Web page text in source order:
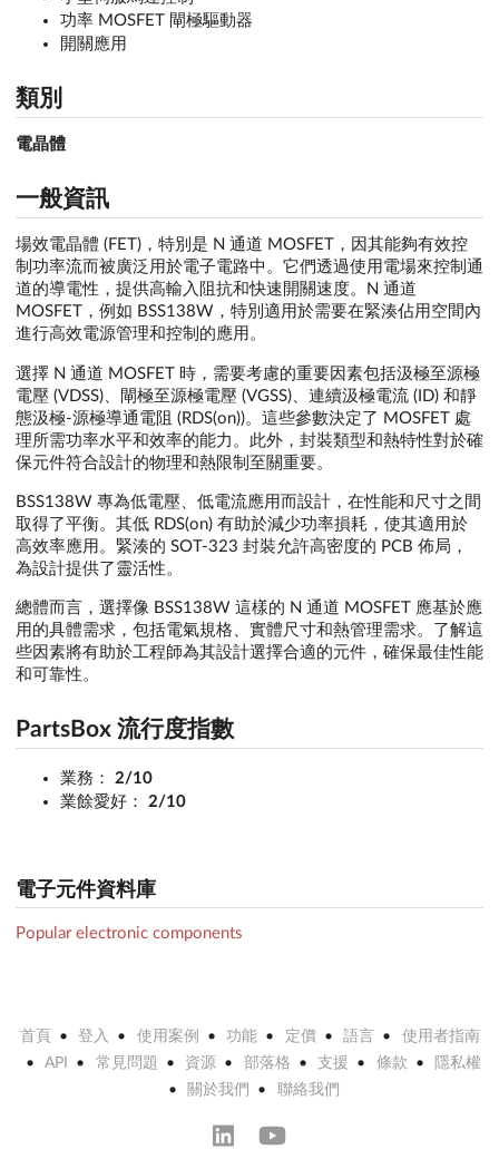
功率 MOSFET 閘極驅動器
開關應用
類別
電晶體
一般資訊
場效電晶體 (FET)，特別是 N 通道 MOSFET，因其能夠有效控
制功率流而被廣泛用於電子電路中。它們透過使用電場來控制通
道的導電性，提供高輸入阻抗和快速開關速度。N 通道
MOSFET，例如 BSS138W，特別適用於需要在緊湊佔用空間內
進行高效電源管理和控制的應用。
選擇 N 通道 MOSFET 時，需要考慮的重要因素包括汲極至源極
電壓 (VDSS)、閘極至源極電壓 (VGSS)、連續汲極電流 (ID) 和靜
態汲極-源極導通電阻 (RDS(on))。這些參數決定了 MOSFET 處
理所需功率水平和效率的能力。此外，封裝類型和熱特性對於確
保元件符合設計的物理和熱限制至關重要。
BSS138W 專為低電壓、低電流應用而設計，在性能和尺寸之間
取得了平衡。其低 RDS(on) 有助於減少功率損耗，使其適用於
高效率應用。緊湊的 SOT-323 封裝允許高密度的 PCB 佈局，
為設計提供了靈活性。
總體而言，選擇像 BSS138W 這樣的 N 通道 MOSFET 應基於應
用的具體需求，包括電氣規格、實體尺寸和熱管理需求。了解這
些因素將有助於工程師為其設計選擇合適的元件，確保最佳性能
和可靠性。
PartsBox 流行度指數
業務：
2/10
業餘愛好：
2/10
電子元件資料庫
Popular electronic components
首頁 登入 使用案例 功能 定價 語言
使用者指南
API
常見問題 資源 部落格 支援 條款
隱私權
關於我們
聯絡我們